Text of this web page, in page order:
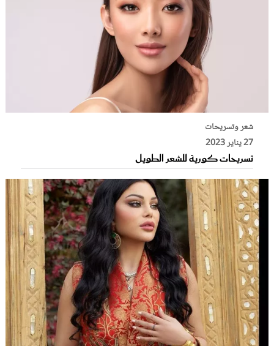
شعر وتسريحات
27 يناير 2023
تسريحات كورية للشعر الطويل